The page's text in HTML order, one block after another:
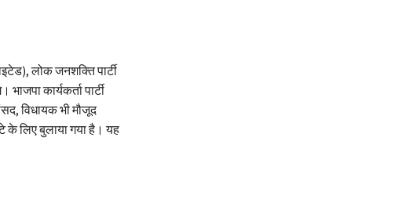
लोक जनशक्ति पार्टी
कार्यकर्ता पार्टी
विधायक भी मौजूद
के लिए बुलाया गया है। यह